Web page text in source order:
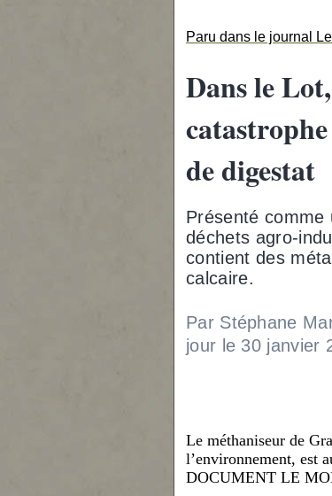
Paru dans le journal
Dans le
de digestat
Présenté
déchets agro-
contient des
calcaire.
Par Stéphane
jour le 30 janvier
Le méthaniseur de
l’environnement, est
DOCUMENT LE